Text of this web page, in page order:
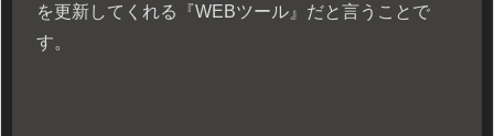
を更新してくれる『WEBツール』だと言うことで
す。